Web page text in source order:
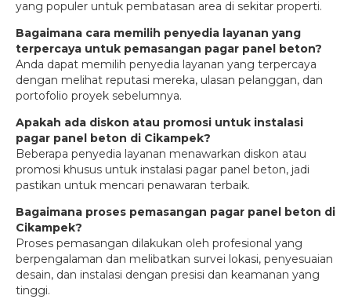
yang populer untuk pembatasan area di sekitar properti.
Bagaimana cara memilih penyedia layanan yang
terpercaya untuk pemasangan pagar panel beton?
Anda dapat memilih penyedia layanan yang terpercaya
dengan melihat reputasi mereka, ulasan pelanggan, dan
portofolio proyek sebelumnya.
Apakah ada diskon atau promosi untuk instalasi
pagar panel beton di Cikampek?
Beberapa penyedia layanan menawarkan diskon atau
promosi khusus untuk instalasi pagar panel beton, jadi
pastikan untuk mencari penawaran terbaik.
Bagaimana proses pemasangan pagar panel beton di
Cikampek?
Proses pemasangan dilakukan oleh profesional yang
berpengalaman dan melibatkan survei lokasi, penyesuaian
desain, dan instalasi dengan presisi dan keamanan yang
tinggi.